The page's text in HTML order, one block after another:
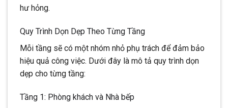
hư hỏng.
Quy Trình Dọn Dẹp Theo Từng Tầng
Mỗi tầng sẽ có một nhóm nhỏ phụ trách để đảm bảo
hiệu quả công việc. Dưới đây là mô tả quy trình dọn
dẹp cho từng tầng:
Tầng 1: Phòng khách và Nhà bếp